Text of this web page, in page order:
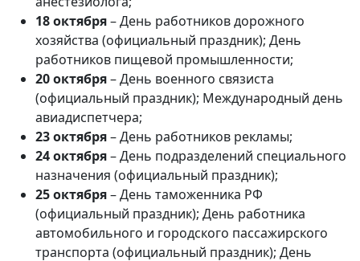
18 октября– День работников дорожного
хозяйства (официальный праздник); День
работников пищевой промышленности;
20 октября– День военного связиста
(официальный праздник); Международный день
авиадиспетчера;
23 октября– День работников рекламы;
24 октября– День подразделений специального
назначения (официальный праздник);
25 октября– День таможенника РФ
(официальный праздник); День работника
автомобильного и городского пассажирского
транспорта (официальный праздник); День